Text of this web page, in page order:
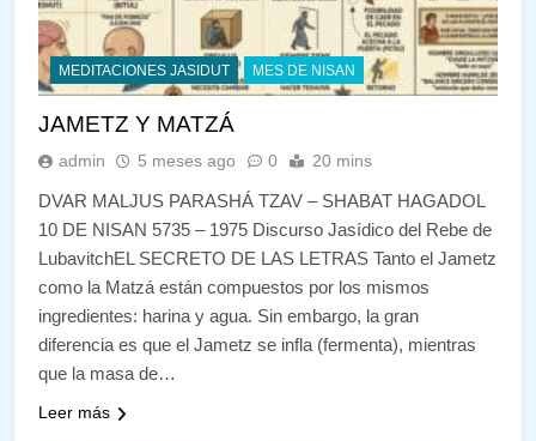
MEDITACIONES JASIDUT MES DE NISAN
JAMETZ Y MATZÁ
admin 5 meses ago 0 20 mins
DVAR MALJUS PARASHÁ TZAV – SHABAT HAGADOL
10 DE NISAN 5735 – 1975 Discurso Jasídico del Rebe de
LubavitchEL SECRETO DE LAS LETRAS Tanto el Jametz
como la Matzá están compuestos por los mismos
ingredientes: harina y agua. Sin embargo, la gran
diferencia es que el Jametz se infla (fermenta), mientras
que la masa de…
Leer más